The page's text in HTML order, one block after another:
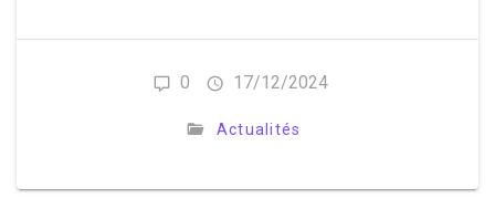
0 17/12/2024
Actualités